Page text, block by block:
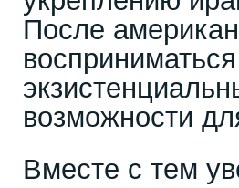
После
возможности
Вместе с тем